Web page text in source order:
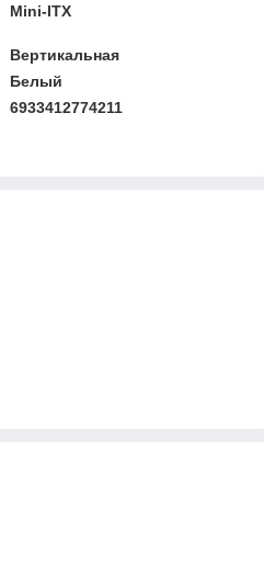
Mini-ITX
Вертикальная
Белый
6933412774211